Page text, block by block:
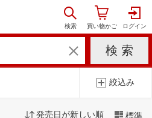
絞込み
発売日が新しい順 標準